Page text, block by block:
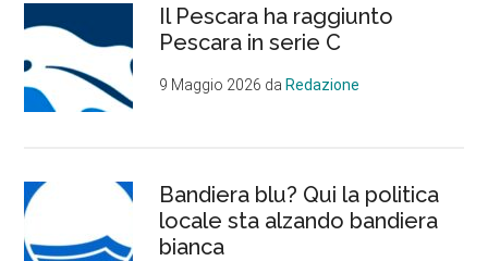
Il Pescara ha raggiunto
Pescara in serie C
9 Maggio 2026 daRedazione
Bandiera blu? Qui la politica
locale sta alzando bandiera
bianca